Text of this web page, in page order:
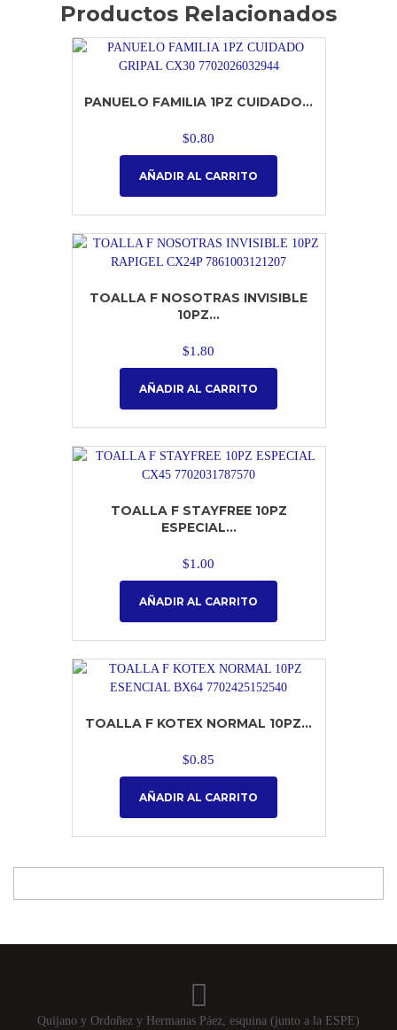
Productos Relacionados
PANUELO FAMILIA 1PZ CUIDADO...
$0.80
AÑADIR AL CARRITO
TOALLA F NOSOTRAS INVISIBLE
10PZ...
$1.80
AÑADIR AL CARRITO
TOALLA F STAYFREE 10PZ
ESPECIAL...
$1.00
AÑADIR AL CARRITO
TOALLA F KOTEX NORMAL 10PZ...
$0.85
AÑADIR AL CARRITO
Quijano y Ordoñez y Hermanas Páez, esquina (junto a la ESPE)